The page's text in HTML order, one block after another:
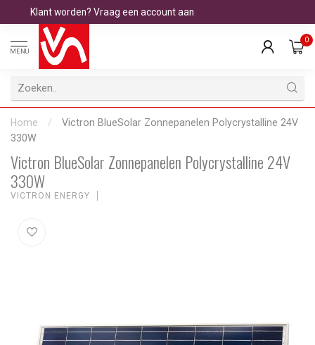
Klant worden? Vraag een account aan
MENU
0
Home /
Victron BlueSolar Zonnepanelen Polycrystalline 24V
330W
Victron BlueSolar Zonnepanelen Polycrystalline 24V
330W
VICTRON ENERGY